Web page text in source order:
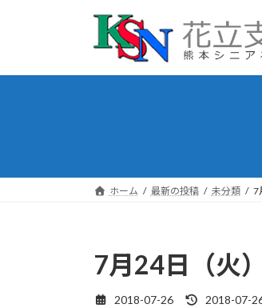
プ
動
ホーム 最新の投稿 未分類 7
7月24日（火
2018-07-26
最
2018-07-